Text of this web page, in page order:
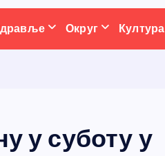
Округ Култура
у суботу у